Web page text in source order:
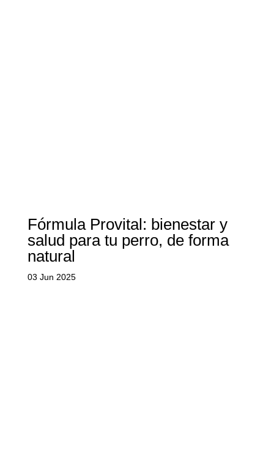
Fórmula Provital: bienestar y
salud para tu perro, de forma
natural
03 Jun 2025